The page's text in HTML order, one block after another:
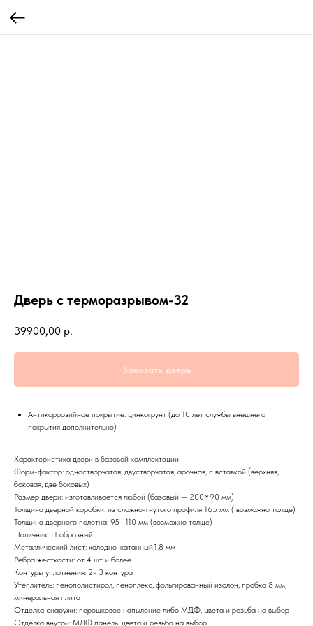
Дверь с терморазрывом-32
39900,00 р.
Заказать дверь
Антикоррозийное покрытие: цинкогрунт (до 10 лет службы внешнего
покрытия дополнительно)
Характеристика двери в базовой комплектации
Форм-фактор: одностворчатая, двустворчатая, арочная, с вставкой (верхняя,
боковая, две боковых)
Размер двери: изготавливается любой (базовый — 200×90 мм)
Толщина дверной коробки: из сложно-гнутого профиля 165 мм ( возможно толще)
Толщина дверного полотна: 95- 110 мм (возможно толще)
Наличник: П образный
Металлический лист: холодно-катанный,1.8 мм
Ребра жесткости: от 4 шт и более
Контуры уплотнения: 2- 3 контура
Утеплитель: пенополистирол, пеноплекс, фольгированный изолон, пробка 8 мм,
минеральная плита
Отделка снаружи: порошковое напыление либо МДФ, цвета и резьба на выбор
Отделка внутри: МДФ панель, цвета и резьба на выбор